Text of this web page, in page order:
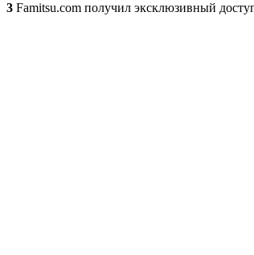
3 Famitsu.com получил эксклюзивный